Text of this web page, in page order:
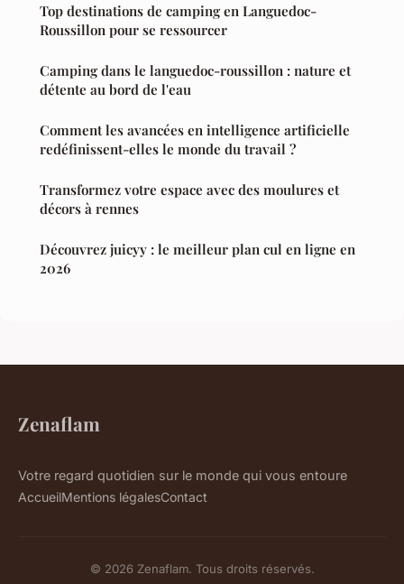
Top destinations de camping en Languedoc-
Roussillon pour se ressourcer
Camping dans le languedoc-roussillon : nature et
détente au bord de l'eau
Comment les avancées en intelligence artificielle
redéfinissent-elles le monde du travail ?
Transformez votre espace avec des moulures et
décors à rennes
Découvrez juicyy : le meilleur plan cul en ligne en
2026
Zenaflam
Votre regard quotidien sur le monde qui vous entoure
AccueilMentions légalesContact
© 2026 Zenaflam. Tous droits réservés.